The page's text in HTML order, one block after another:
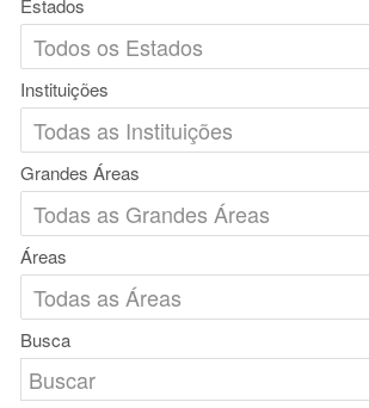
Estados
Instituições
Grandes Áreas
Áreas
Busca